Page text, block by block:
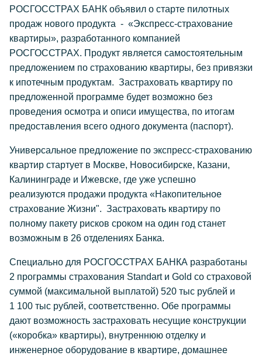
РОСГОССТРАХ БАНК объявил о старте пилотных
продаж нового продукта - «Экспресс-страхование
квартиры», разработанного компанией
РОСГОССТРАХ. Продукт является самостоятельным
предложением по страхованию квартиры, без привязки
к ипотечным продуктам. Застраховать квартиру по
предложенной программе будет возможно без
проведения осмотра и описи имущества, по итогам
предоставления всего одного документа (паспорт).
Универсальное предложение по экспресс-страхованию
квартир стартует в Москве, Новосибирске, Казани,
Калининграде и Ижевске, где уже успешно
реализуются продажи продукта «Накопительное
страхование Жизни". Застраховать квартиру по
полному пакету рисков сроком на один год станет
возможным в 26 отделениях Банка.
Специально для РОСГОССТРАХ БАНКА разработаны
2 программы страхования Standart и Gold со страховой
суммой (максимальной выплатой) 520 тыс рублей и
1 100 тыс рублей, соответственно. Обе программы
дают возможность застраховать несущие конструкции
(«коробка» квартиры), внутреннюю отделку и
инженерное оборудование в квартире, домашнее